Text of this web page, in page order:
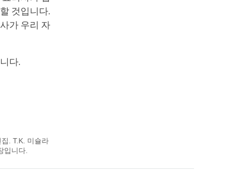
것입니다.
가 우리 자
다.
. T.K. 미슐라
입니다.